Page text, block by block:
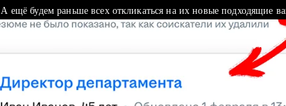
А ещё будем раньше всех откликаться на их новые подходящие